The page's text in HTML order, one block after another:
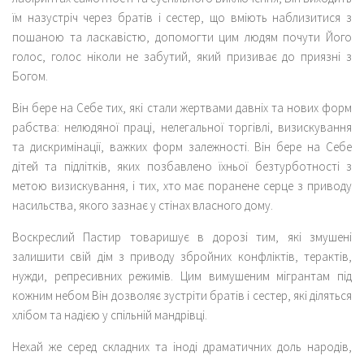
їм назустріч через братів і сестер, що вміють наблизитися з
пошаною та ласкавістю, допомогти цим людям почути Його
голос, голос ніколи не забутий, який призиває до приязні з
Богом.
Він бере на Себе тих, які стали жертвами давніх та нових форм
рабства: нелюдяної праці, нелегальної торгівлі, визискування
та дискримінації, важких форм залежності. Він бере на Себе
дітей та підлітків, яких позбавлено їхньої безтурботності з
метою визискування, і тих, хто має поранене серце з приводу
насильства, якого зазнає у стінах власного дому.
Воскреслий Пастир товаришує в дорозі тим, які змушені
залишити свій дім з приводу збройних конфліктів, терактів,
нужди, репресивних режимів. Цим вимушеним мігрантам під
кожним небом Він дозволяє зустріти братів і сестер, які діляться
хлібом та надією у спільній мандрівці.
Нехай же серед складних та іноді драматичних доль народів,